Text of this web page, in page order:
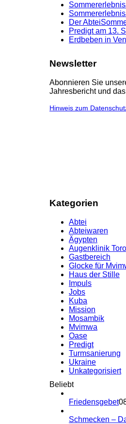
Der
Predigt am 13.
Erdbeben in
Newsletter
Abonnieren Sie
Jahresbericht und
Hinweis zum
Kategorien
Abtei
Abteiwaren
Ägypten
Augenklinik
Gastbereich
Glocke für
Haus der Stille
Impuls
Jobs
Kuba
Mission
Mosambik
Mvimwa
Oase
Predigt
Turmsanierung
Ukraine
Unkategorisiert
Beliebt
Friedensgebet
Schmecken –